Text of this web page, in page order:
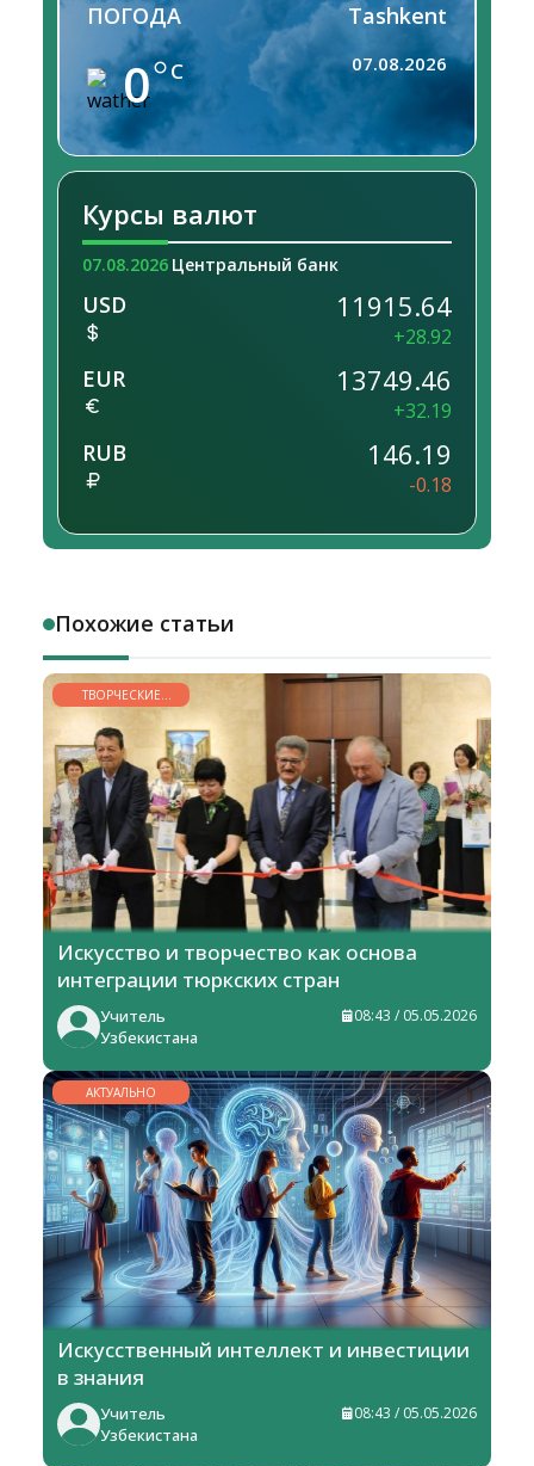
ПОГОДА
0 C
Tashkent
07.08.2026
Курсы валют
07.08.2026 Центральный банк
USD 11915.64
+28.92
EUR 13749.46
+32.19
RUB 146.19
-0.18
Похожие статьи
ТВОРЧЕСКИЕ
ГОРИЗОНТЫ
Искусство и творчество как основа
интеграции тюркских стран
Учитель
Узбекистана
08:43 / 05.05.2026
АКТУАЛЬНО
Искусственный интеллект и инвестиции
в знания
Учитель
Узбекистана
08:43 / 05.05.2026